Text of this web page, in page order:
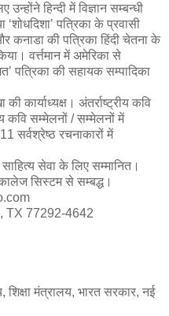
हिन्दी में विज्ञान सम्बन्धी
पत्रिका के प्रवासी
कनाडा की पत्रिका हिंदी चेतना के
वर्त्तमान में अमेरिका से
पत्रिका की सहायक सम्पादिका
कार्याध्यक्ष। अंतर्राष्ट्रीय कवि
कवि सम्मेलनों / सम्मेलनों में
सर्वश्रेष्ठ रचनाकारों में
सेवा के लिए सम्मानित।
सिस्टम से सम्बद्ध।
TX 77292-4642
मंत्रालय, भारत सरकार, नई